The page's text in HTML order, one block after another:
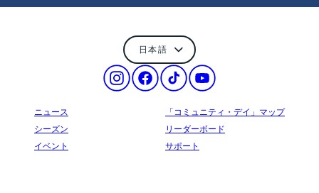
ニュース
シーズン
イベント
「コミュニティ・デイ」マップ
リーダーボード
サポート